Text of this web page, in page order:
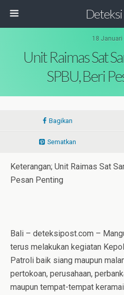
18 Januari
Unit Raimas Sat
SPBU, Beri
Bagikan
Sematkan
Keterangan; Unit Raimas Sat
Pesan Penting
Bali – deteksipost.com –
terus melakukan kegiatan
Patroli baik siang maupun
pertokoan, perusahaan,
maupun tempat-tempat